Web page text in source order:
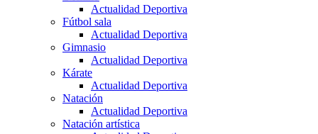
Actualidad Deportiva
Fútbol sala
Actualidad Deportiva
Gimnasio
Actualidad Deportiva
Kárate
Actualidad Deportiva
Natación
Actualidad Deportiva
Natación artística